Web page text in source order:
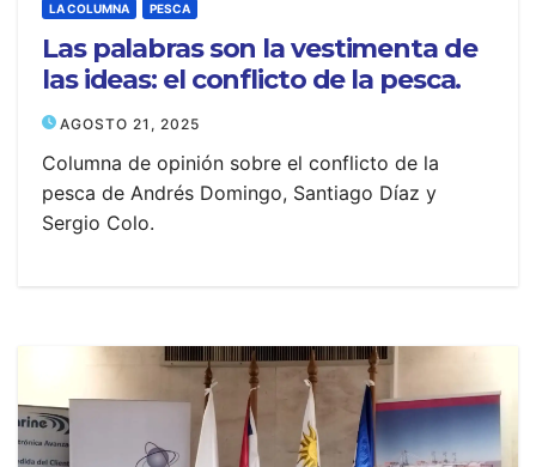
LA COLUMNA PESCA
Las palabras son la vestimenta de
las ideas: el conflicto de la pesca.
AGOSTO 21, 2025
Columna de opinión sobre el conflicto de la
pesca de Andrés Domingo, Santiago Díaz y
Sergio Colo.